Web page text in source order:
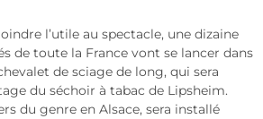
l’utile au spectacle, une dizaine
de toute la France vont se lancer dans
de sciage de long, qui sera
du séchoir à tabac de Lipsheim.
du genre en Alsace, sera installé